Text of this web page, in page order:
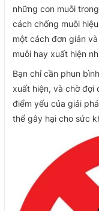
những con muỗi
cách chống muỗi
một cách đơn giản
muỗi hay xuất hiện
Bạn chỉ cần phun
xuất hiện, và chờ đợi
điểm yếu của giải
thể gây hại cho sức